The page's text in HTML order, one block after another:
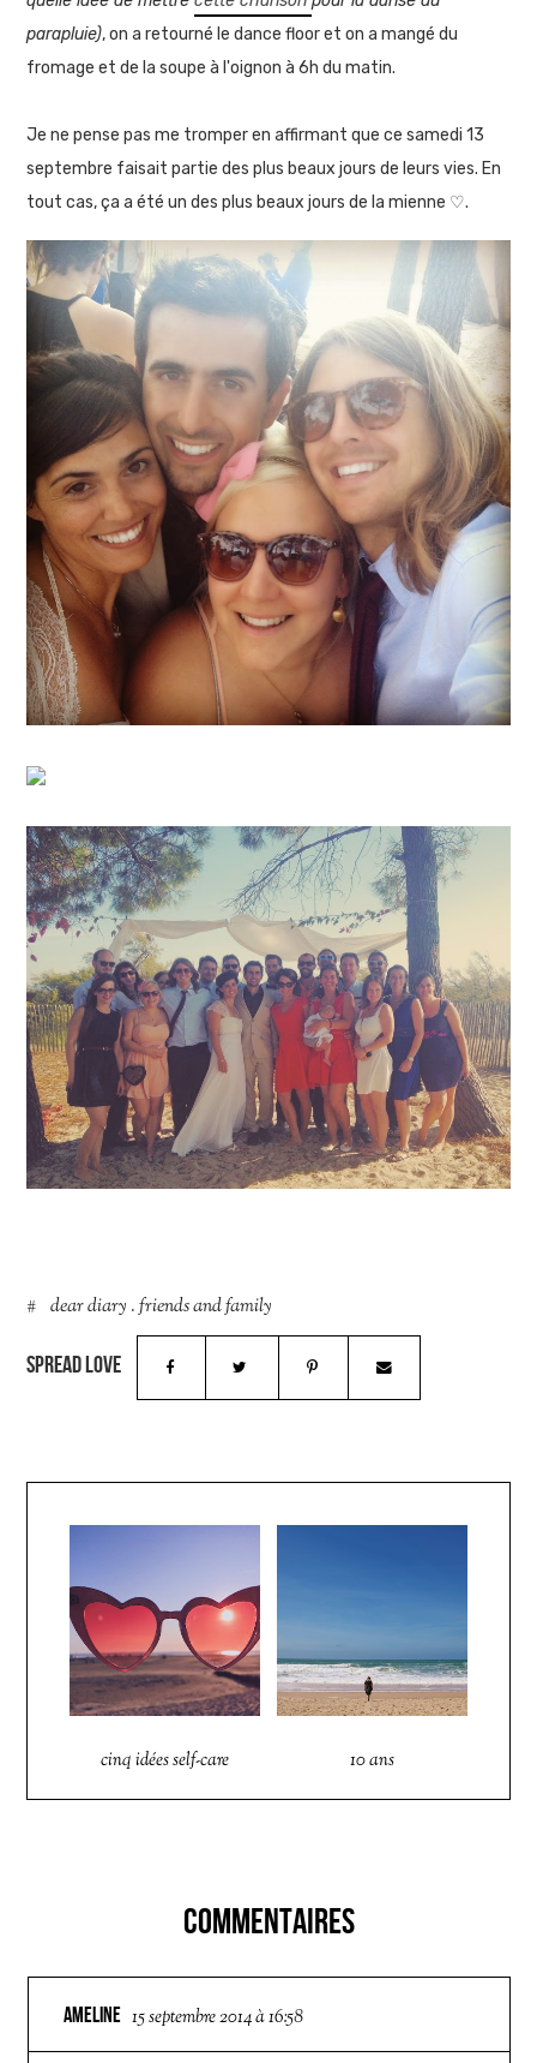
parapluie), on a retourné le dance floor et on a mangé du
fromage et de la soupe à l'oignon à 6h du matin.
Je ne pense pas me tromper en affirmant que ce samedi 13
septembre faisait partie des plus beaux jours de leurs vies. En
tout cas, ça a été un des plus beaux jours de la mienne ♡.
dear diary .friends and family
cinq idées self-care 10 ans
COMMENTAIRES
AMELINE 15 septembre 2014 à 16:58